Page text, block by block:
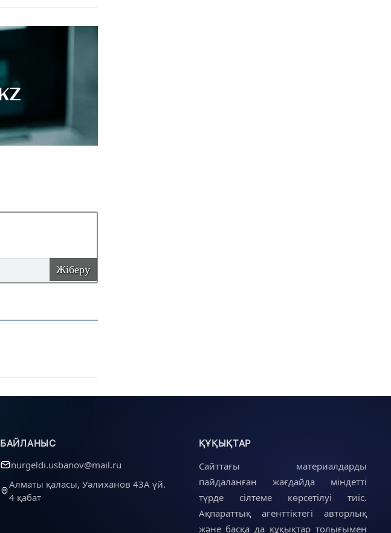
Жіберу
БАЙЛАНЫС
nurgeldi.usbanov@mail.ru
Алматы қаласы, Уәлиханов 43А үй.
4 қабат
ҚҰҚЫҚТАР
Сайттағы материалдарды
пайдаланған жағдайда міндетті
түрде сілтеме көрсетілуі тиіс.
Ақпараттық агенттіктегі авторлық
және басқа да құқықтар толығымен